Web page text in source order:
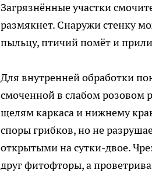
Загрязнённые участки
размякнет. Снаружи стенку
пыльцу, птичий помёт и
Для внутренней обработки
смоченной в слабом розовом
щелям каркаса и нижнему
споры грибков, но не
открытыми на сутки-двое.
друг фитофторы, а